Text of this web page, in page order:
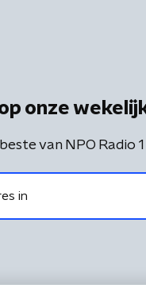
onze
van NPO Radio